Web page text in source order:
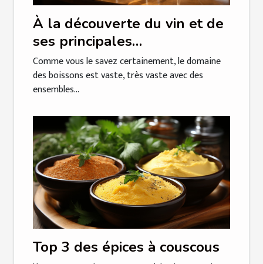
À la découverte du vin et de
ses principales
caractéristiques
Comme vous le savez certainement, le domaine
des boissons est vaste, très vaste avec des
ensembles...
Top 3 des épices à couscous